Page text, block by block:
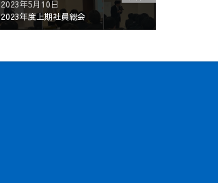
2023年5月10日
2023年度上期社員総会